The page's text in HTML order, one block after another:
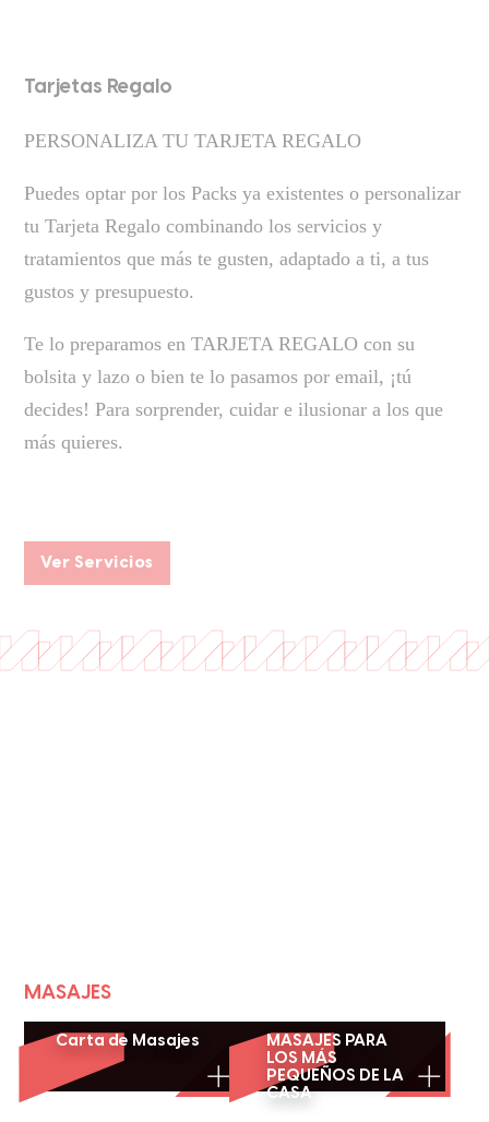
Tarjetas Regalo
PERSONALIZA TU TARJETA REGALO
Puedes optar por los Packs ya existentes o personalizar
tu Tarjeta Regalo combinando los servicios y
tratamientos que más te gusten, adaptado a ti, a tus
gustos y presupuesto.
Te lo preparamos en TARJETA REGALO con su
bolsita y lazo o bien te lo pasamos por email, ¡tú
decides! Para sorprender, cuidar e ilusionar a los que
más quieres.
Ver Servicios
MASAJES
Carta de Masajes
MASAJES PARA
LOS MÁS
PEQUEÑOS DE LA
CASA